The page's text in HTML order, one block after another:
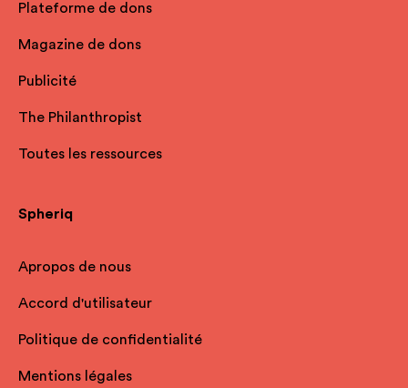
Plateforme de dons
Magazine de dons
Publicité
The Philanthropist
Toutes les ressources
Spheriq
Apropos de nous
Accord d'utilisateur
Politique de confidentialité
Mentions légales